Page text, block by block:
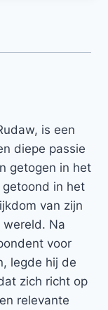
is een
diepe passie
getogen in het
in het
van zijn
Na
voor
legde hij de
zich richt op
relevante